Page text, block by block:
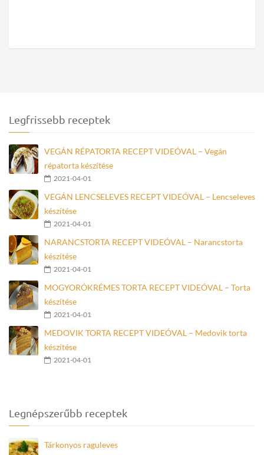
Legfrissebb receptek
VEGÁN RÉPATORTA RECEPT VIDEÓVAL – Vegán
répatorta készítése
2021-04-01
VEGÁN LENCSELEVES RECEPT VIDEÓVAL – Lencseleves
készítése
2021-04-01
NARANCSTORTA RECEPT VIDEÓVAL – Narancstorta
készítése
2021-04-01
MOGYORÓKRÉMES TORTA RECEPT VIDEÓVAL – Torta
készítése
2021-04-01
MEDOVIK TORTA RECEPT VIDEÓVAL – Medovik torta
készítése
2021-04-01
Legnépszerűbb receptek
Tárkonyos raguleves